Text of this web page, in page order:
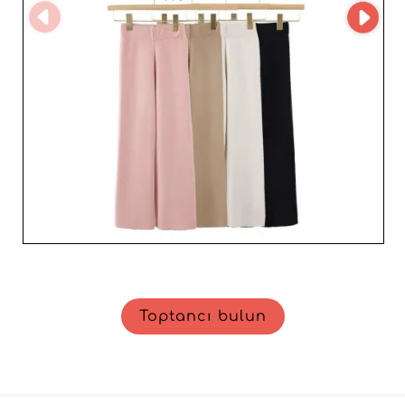
Toptancı bulun